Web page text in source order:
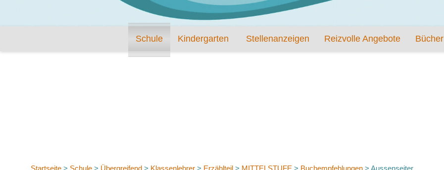
Schule Kindergarten Stellenanzeigen Reizvolle Angebote Bücher
Startseite > Schule > Übergreifend > Klassenlehrer > Erzählteil > MITTELSTUFE > Buchempfehlungen > Aussenseiter